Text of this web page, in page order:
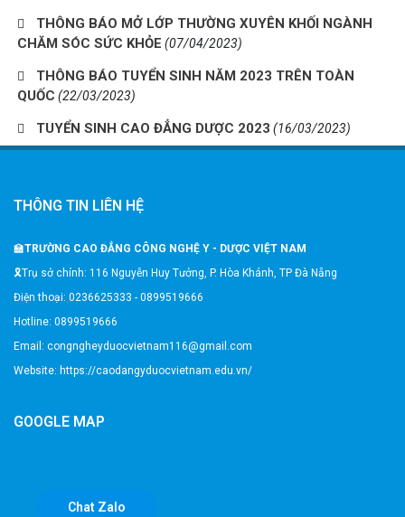
THÔNG BÁO MỞ LỚP THƯỜNG XUYÊN KHỐI NGÀNH
CHĂM SÓC SỨC KHỎE (07/04/2023)
THÔNG BÁO TUYỂN SINH NĂM 2023 TRÊN TOÀN
QUỐC (22/03/2023)
TUYỂN SINH CAO ĐẲNG DƯỢC 2023 (16/03/2023)
THÔNG TIN LIÊN HỆ
🏫TRƯỜNG CAO ĐẲNG CÔNG NGHỆ Y - DƯỢC VIỆT NAM
🎗️Trụ sở chính: 116 Nguyễn Huy Tưởng, P. Hòa Khánh, TP Đà Nẵng
Điện thoại: 0236625333 - 0899519666
Hotline: 0899519666
Email: congngheyduocvietnam116@gmail.com
Website: https://caodangyduocvietnam.edu.vn/
GOOGLE MAP
Chat Zalo